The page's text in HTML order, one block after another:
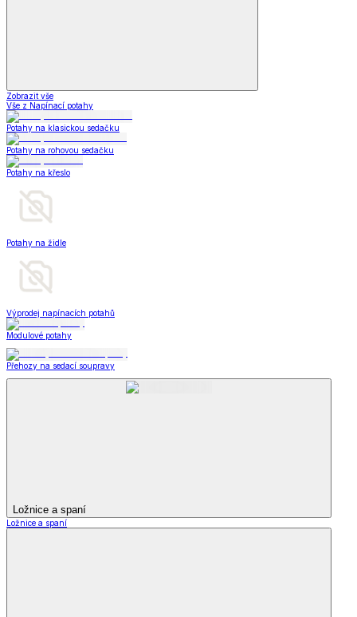
Zobrazit vše
Vše z Napínací potahy
Potahy na klasickou sedačku
Potahy na rohovou sedačku
Potahy na křeslo
Potahy na židle
Výprodej napínacích potahů
Modulové potahy
Přehozy na sedací soupravy
Ložnice a spaní
Ložnice a spaní